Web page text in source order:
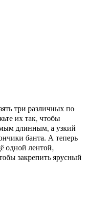
три различных по
их так, чтобы
длинным, а узкий
банта. А теперь
одной лентой,
закрепить ярусный